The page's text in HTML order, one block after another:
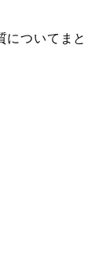
についてまと